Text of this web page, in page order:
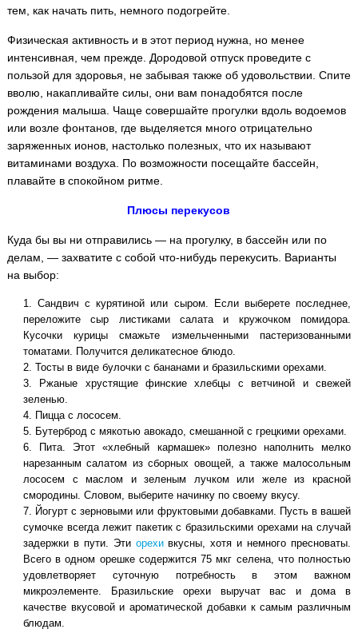
тем, как начать пить, немного подогрейте.
Физическая активность и в этот период нужна, но менее
интенсивная, чем прежде. Дородовой отпуск проведите с
пользой для здоровья, не забывая также об удовольствии. Спите
вволю, накапливайте силы, они вам понадобятся после
рождения малыша. Чаще совершайте прогулки вдоль водоемов
или возле фонтанов, где выделяется много отрицательно
заряженных ионов, настолько полезных, что их называют
витаминами воздуха. По возможности посещайте бассейн,
плавайте в спокойном ритме.
Плюсы перекусов
Куда бы вы ни отправились — на прогулку, в бассейн или по
делам, — захватите с собой что-нибудь перекусить. Варианты
на выбор:
Сандвич с курятиной или сыром. Если выберете последнее,
переложите сыр листиками салата и кружочком помидора.
Кусочки курицы смажьте измельченными пастеризованными
томатами. Получится деликатесное блюдо.
Тосты в виде булочки с бананами и бразильскими орехами.
Ржаные хрустящие финские хлебцы с ветчиной и свежей
зеленью.
Пицца с лососем.
Бутерброд с мякотью авокадо, смешанной с грецкими орехами.
Пита. Этот «хлебный кармашек» полезно наполнить мелко
нарезанным салатом из сборных овощей, а также малосольным
лососем с маслом и зеленым лучком или желе из красной
смородины. Словом, выберите начинку по своему вкусу.
Йогурт с зерновыми или фруктовыми добавками. Пусть в вашей
сумочке всегда лежит пакетик с бразильскими орехами на случай
задержки в пути. Эти орехивкусны, хотя и немного пресноваты.
Всего в одном орешке содержится 75 мкг селена, что полностью
удовлетворяет суточную потребность в этом важном
микроэлементе. Бразильские орехи выручат вас и дома в
качестве вкусовой и ароматической добавки к самым различным
блюдам.